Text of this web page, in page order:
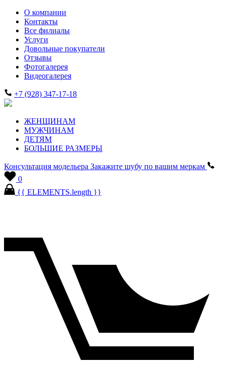
О компании
Контакты
Все филиалы
Услуги
Довольные покупатели
Отзывы
Фотогалерея
Видеогалерея
+7 (928) 347-17-18
ЖЕНЩИНАМ
МУЖЧИНАМ
ДЕТЯМ
БОЛЬШИЕ РАЗМЕРЫ
Консультация модельера Закажите шубу по вашим меркам
0
{{ ELEMENTS.length }}